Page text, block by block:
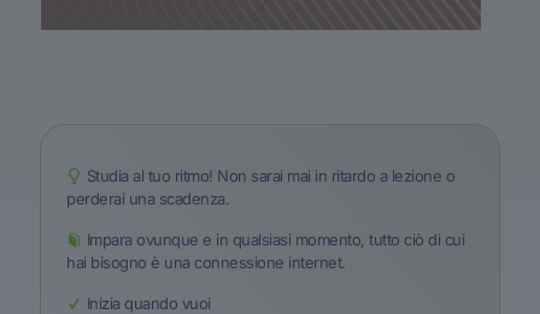
Studia al tuo ritmo! Non sarai mai in ritardo a lezione o
perderai una scadenza.
Impara ovunque e in qualsiasi momento, tutto ciò di cui
hai bisogno è una connessione internet.
Inizia quando vuoi